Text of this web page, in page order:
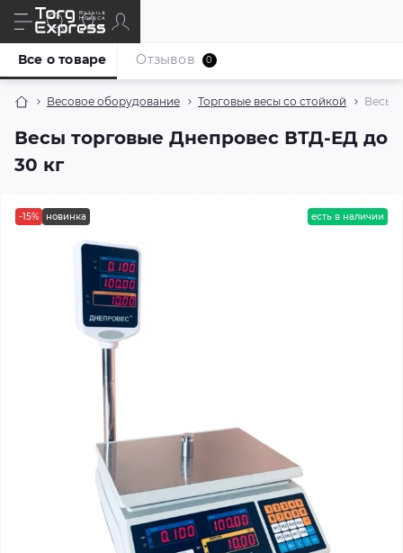
Весовое оборудование Торговые весы со стойкой Весы
Весы торговые Днепровес ВТД-ЕД до
30 кг
Все о товаре Отзывов 0
-15% новинка есть в наличии